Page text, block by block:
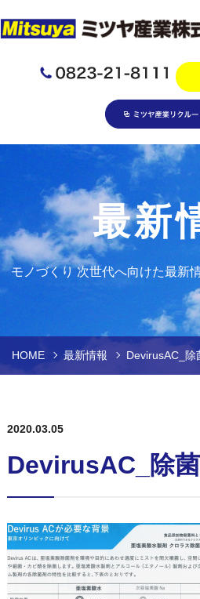
最新
モノづくり 次世代へ向けた最新
HOME 最新情報 DevirusAC_除
2020.03.05
DevirusAC_除